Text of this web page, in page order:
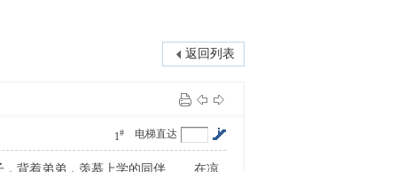
返回列表
电梯直达
1#
，背着弟弟，羡慕上学的同伴 在凉